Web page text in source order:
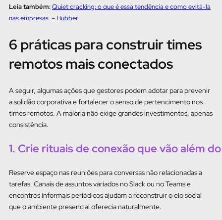
Leia também:Quiet cracking: o que é essa tendência e como evitá-la
nas empresas – Hubber
6 práticas para construir times
remotos mais conectados
A seguir, algumas ações que gestores podem adotar para prevenir
a solidão corporativa e fortalecer o senso de pertencimento nos
times remotos. A maioria não exige grandes investimentos, apenas
consistência.
1. Crie rituais de conexão que vão além
Reserve espaço nas reuniões para conversas não relacionadas a
tarefas. Canais de assuntos variados no Slack ou no Teams e
encontros informais periódicos ajudam a reconstruir o elo social
que o ambiente presencial oferecia naturalmente.